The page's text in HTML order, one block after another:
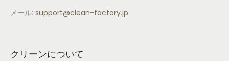
メール: support@clean-factory.jp
クリーンについて